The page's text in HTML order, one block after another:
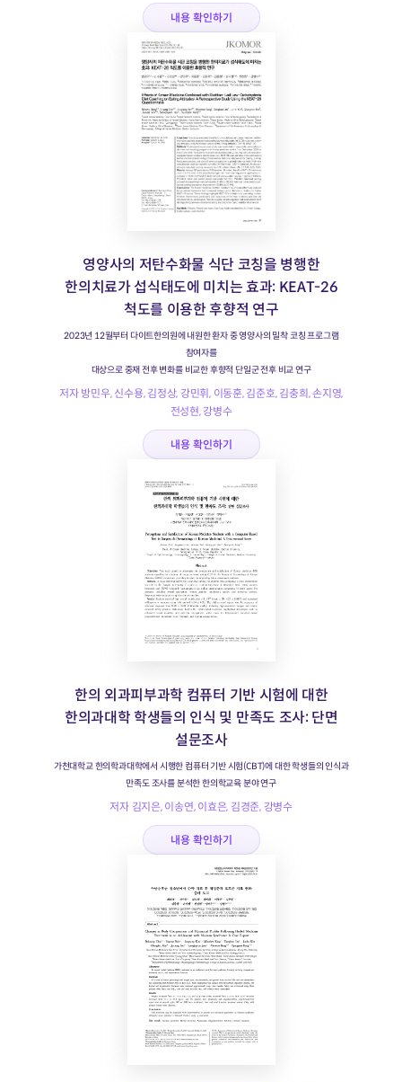
내용 확인하기
영양사의 저탄수화물 식단 코칭을 병행한
한의치료가 섭식태도에 미치는 효과: KEAT-26
척도를 이용한 후향적 연구
2023년 12월부터 다이트한의원에 내원한 환자 중 영양사의 밀착 코칭 프로그램
참여자를
대상으로 중재 전후 변화를 비교한 후향적 단일군 전후 비교 연구
저자 방민우, 신수용, 김정상, 강민휘, 이동훈, 김준호, 김충희, 손지영,
전성현, 강병수
내용 확인하기
한의 외과피부과학 컴퓨터 기반 시험에 대한
한의과대학 학생들의 인식 및 만족도 조사: 단면
설문조사
가천대학교 한의학과대학에서 시행한 컴퓨터 기반 시험(CBT)에 대한 학생들의 인식과
만족도 조사를 분석한 한의학교육 분야 연구
저자 김지은, 이송연, 이효은, 김경준, 강병수
내용 확인하기